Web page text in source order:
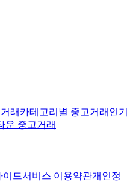
래 카테고리별 중고거래 인기
운 중고거래
이드서비스 이용약관개인정